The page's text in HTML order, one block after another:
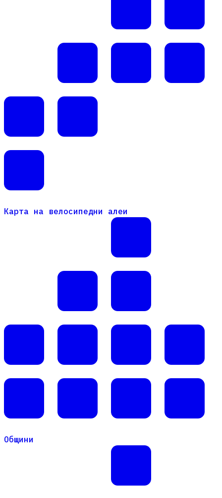
Карта на велосипедни алеи
Карта на велосипедни алеи
Общини